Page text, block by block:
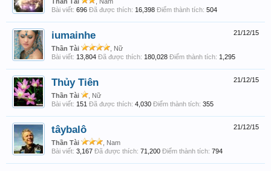
Bài viết: 696 Đã được thích: 16,398 Điểm thành tích: 504
21/12/15
iumainhe
Thần Tài
, Nữ
Bài viết: 13,804 Đã được thích: 180,028 Điểm thành tích: 1,295
21/12/15
Thủy Tiên
Thần Tài
, Nữ
Bài viết: 151 Đã được thích: 4,030 Điểm thành tích: 355
21/12/15
tâybalô
Thần Tài
, Nam
Bài viết: 3,167 Đã được thích: 71,200 Điểm thành tích: 794